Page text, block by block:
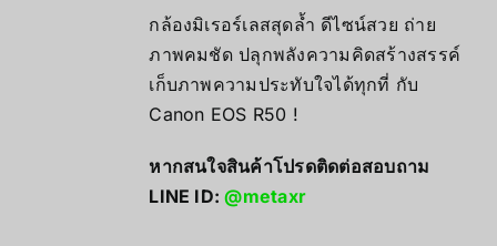
กล้องมิเรอร์เลสสุดล้ำ ดีไซน์สวย ถ่าย
ภาพคมชัด ปลุกพลังความคิดสร้างสรรค์
เก็บภาพความประทับใจได้ทุกที่ กับ
Canon EOS R50 !
หากสนใจสินค้าโปรดติดต่อสอบถาม
LINE ID:@metaxr